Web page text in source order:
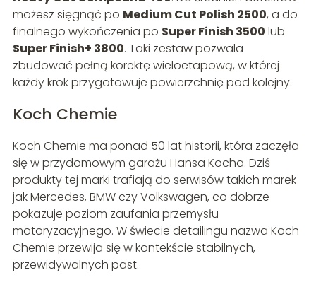
możesz sięgnąć po Medium Cut Polish 2500, a do
finalnego wykończenia po Super Finish 3500 lub
Super Finish+ 3800. Taki zestaw pozwala
zbudować pełną korektę wieloetapową, w której
każdy krok przygotowuje powierzchnię pod kolejny.
Koch Chemie
Koch Chemie ma ponad 50 lat historii, która zaczęła
się w przydomowym garażu Hansa Kocha. Dziś
produkty tej marki trafiają do serwisów takich marek
jak Mercedes, BMW czy Volkswagen, co dobrze
pokazuje poziom zaufania przemysłu
motoryzacyjnego. W świecie detailingu nazwa Koch
Chemie przewija się w kontekście stabilnych,
przewidywalnych past.